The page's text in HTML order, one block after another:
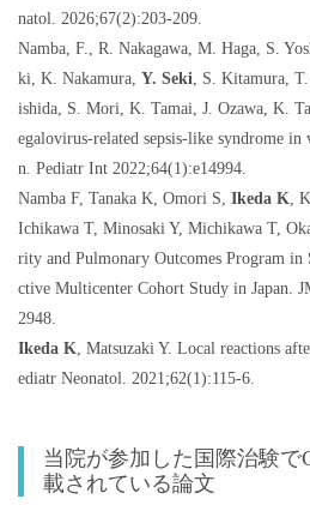
natol. 2026;67(2):203-209.
Namba, F., R. Nakagawa, M. Haga, S.
ki, K. Nakamura, Y. Seki, S. Kitamura,
ishida, S. Mori, K. Tamai, J. Ozawa, K.
egalovirus-related sepsis-like syndrome in
n. Pediatr Int 2022;64(1):e14994.
Namba F, Tanaka K, Omori S, Ikeda K,
Ichikawa T, Minosaki Y, Michikawa T,
rity and Pulmonary Outcomes Program in
ctive Multicenter Cohort Study in Japan.
2948.
Ikeda K, Matsuzaki Y. Local reactions
ediatr Neonatol. 2021;62(1):115-6.
当院が参加した国際治験で
載されている論文